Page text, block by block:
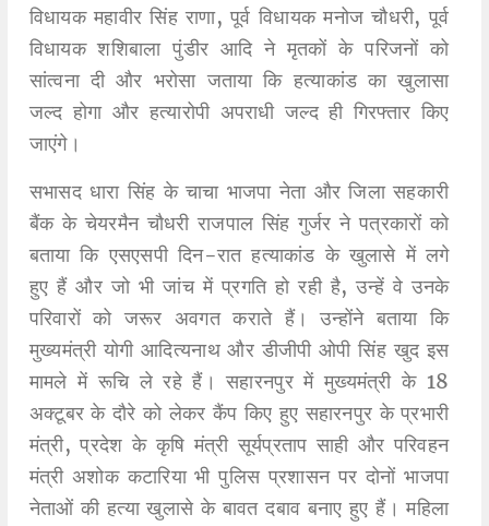
विधायक महावीर सिंह राणा, पूर्व विधायक मनोज चौधरी, पूर्व
विधायक शशिबाला पुंडीर आदि ने मृतकों के परिजनों को
सांत्वना दी और भरोसा जताया कि हत्याकांड का खुलासा
जल्द होगा और हत्यारोपी अपराधी जल्द ही गिरफ्तार किए
जाएंगे।
सभासद धारा सिंह के चाचा भाजपा नेता और जिला सहकारी
बैंक के चेयरमैन चौधरी राजपाल सिंह गुर्जर ने पत्रकारों को
बताया कि एसएसपी दिन-रात हत्याकांड के खुलासे में लगे
हुए हैं और जो भी जांच में प्रगति हो रही है, उन्हें वे उनके
परिवारों को जरूर अवगत कराते हैं। उन्होंने बताया कि
मुख्यमंत्री योगी आदित्यनाथ और डीजीपी ओपी सिंह खुद इस
मामले में रूचि ले रहे हैं। सहारनपुर में मुख्यमंत्री के 18
अक्टूबर के दौरे को लेकर कैंप किए हुए सहारनपुर के प्रभारी
मंत्री, प्रदेश के कृषि मंत्री सूर्यप्रताप साही और परिवहन
मंत्री अशोक कटारिया भी पुलिस प्रशासन पर दोनों भाजपा
नेताओं की हत्या खुलासे के बावत दबाव बनाए हुए हैं। महिला